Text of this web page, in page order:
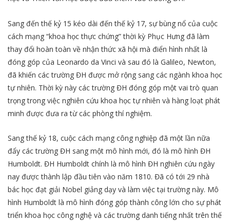
Sang đến thế kỷ 15 kéo dài đến thế kỷ 17, sự bùng nổ của cuộc
cách mạng “khoa học thực chứng” thời kỳ Phục Hưng đã làm
thay đổi hoàn toàn về nhận thức xã hội mà điển hình nhất là
đóng góp của Leonardo da Vinci và sau đó là Galileo, Newton,
đã khiến các trường ĐH được mở rộng sang các ngành khoa học
tự nhiên. Thời kỳ này các trường ĐH đóng góp một vai trò quan
trọng trong việc nghiên cứu khoa học tự nhiên và hàng loạt phát
minh được đưa ra từ các phòng thí nghiệm.
Sang thế kỷ 18, cuộc cách mạng công nghiệp đã một lần nữa
đẩy các trường ĐH sang một mô hình mới, đó là mô hình ĐH
Humboldt. ĐH Humboldt chính là mô hình ĐH nghiên cứu ngày
nay được thành lập đầu tiên vào năm 1810. Đã có tới 29 nhà
bác học đạt giải Nobel giảng dạy và làm việc tại trường này. Mô
hình Humboldt là mô hình đóng góp thành công lớn cho sự phát
triển khoa học công nghệ và các trường danh tiếng nhất trên thế